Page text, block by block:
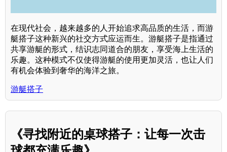
在现代社会，越来越多的人开始追求高品质的生活，而游
艇搭子这种新兴的社交方式应运而生。游艇搭子是指通过
共享游艇的形式，结识志同道合的朋友，享受海上生活的
乐趣。这种模式不仅使得游艇的使用更加灵活，也让人们
有机会体验到奢华的海洋之旅。
游艇搭子
《寻找附近的桌球搭子：让每一次击